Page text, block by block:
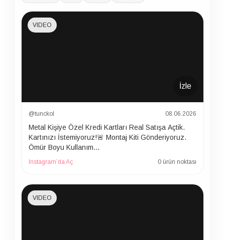
İzle
VIDEO
@tunckol 08.06.2026
Metal Kişiye Özel Kredi Kartları Real Satışa Açtik.
Kartınızı İstemiyoruz!🚨 Montaj Kiti Gönderiyoruz.
Ömür Boyu Kullanım…
Instagram’da Aç 0 ürün noktası
VIDEO